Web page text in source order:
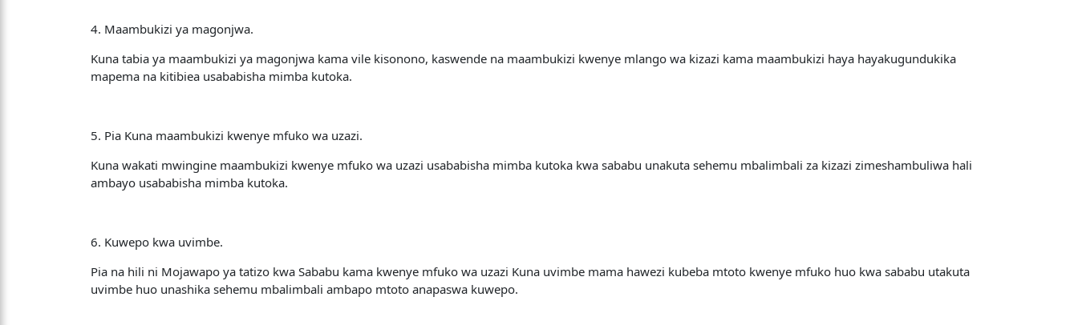
4. Maambukizi ya magonjwa.
Kuna tabia ya maambukizi ya magonjwa kama vile kisonono, kaswende na maambukizi kwenye mlango wa kizazi kama maambukizi haya hayakugundukika
mapema na kitibiea usababisha mimba kutoka.
5. Pia Kuna maambukizi kwenye mfuko wa uzazi.
Kuna wakati mwingine maambukizi kwenye mfuko wa uzazi usababisha mimba kutoka kwa sababu unakuta sehemu mbalimbali za kizazi zimeshambuliwa hali
ambayo usababisha mimba kutoka.
6. Kuwepo kwa uvimbe.
Pia na hili ni Mojawapo ya tatizo kwa Sababu kama kwenye mfuko wa uzazi Kuna uvimbe mama hawezi kubeba mtoto kwenye mfuko huo kwa sababu utakuta
uvimbe huo unashika sehemu mbalimbali ambapo mtoto anapaswa kuwepo.